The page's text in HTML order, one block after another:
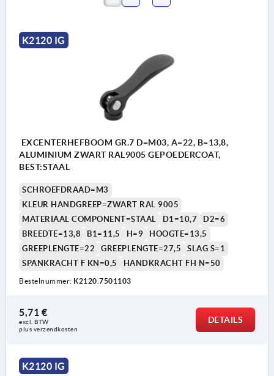
K2120 IG
EXCENTERHEFBOOM GR.7 D=M03, A=22, B=13,8,
ALUMINIUM ZWART RAL9005 GEPOEDERCOAT,
BEST:STAAL
SCHROEFDRAAD=M3
KLEUR HANDGREEP=ZWART RAL 9005
MATERIAAL COMPONENT=STAAL
D1=10,7
D2=6
BREEDTE=13,8
B1=11,5 H=9
HOOGTE=13,5
GREEPLENGTE=22
GREEPLENGTE=27,5
SLAG S=1
SPANKRACHT F KN=0,5
HANDKRACHT FH N=50
Bestelnummer: K2120.7501103
5,71 €
excl. BTW
plus verzendkosten
DETAILS
K2120 IG